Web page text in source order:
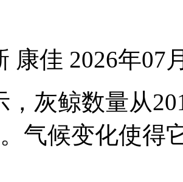
康佳 2026年07
，灰鲸数量从
气候变化使得